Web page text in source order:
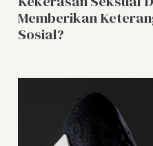
Memberikan
Sosial?